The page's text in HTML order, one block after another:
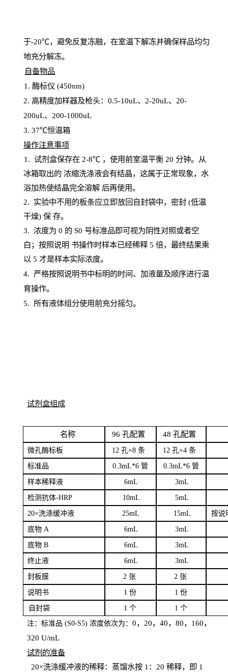
于-20℃，避免反复冻融，在室温下解冻并确保样品均匀
地充分解冻。
自备物品
1 . 酶标仪 (450nm)
2. 高精度加样器及枪头： 0.5-10uL、 2-20uL、 20-
200uL、 200-1000uL
3. 37℃恒温箱
操作注意事项
1. 试剂盒保存在 2-8℃ ，使用前室温平衡 20 分钟。从
冰箱取出的 浓缩洗涤液会有结晶，这属于正常现象，水
浴加热使结晶完全溶解 后再使用。
2. 实验中不用的板条应立即放回自封袋中，密封(低温
干燥) 保 存。
3. 浓度为 0 的 S0 号标准品即可视为阴性对照或者空
白；按照说明 书操作时样本已经稀释5 倍，最终结果乘
以 5 才是样本实际浓度。
4. 严格按照说明书中标明的时间、加液量及顺序进行温
育操作。
5. 所有液体组分使用前充分摇匀。
试剂盒组成
名称 96 孔配置 48 孔配置
微孔酶标板 12 孔×8 条 12 孔×4 条
标准品 0.3mL*6 管 0.3mL*6 管
样本稀释液 6mL 3mL
检测抗体-HRP 10mL 5mL
20×洗涤缓冲液 25mL 15mL 按说
底物A 6mL 3mL
底物B 6mL 3mL
终止液 6mL 3mL
封板膜 2 张 2 张
说明书 1 份 1 份
自封袋 1 个 1 个
注：标准品 (S0-S5) 浓度依次为： 0，20，40，80，160，
320 U/mL
试剂的准备
20×洗涤缓冲液的稀释：蒸馏水按 1：20 稀释，即 1